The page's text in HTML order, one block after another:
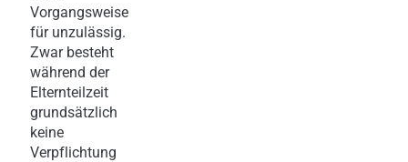
Vorgangsweise
für unzulässig.
Zwar besteht
während der
Elternteilzeit
grundsätzlich
keine
Verpflichtung